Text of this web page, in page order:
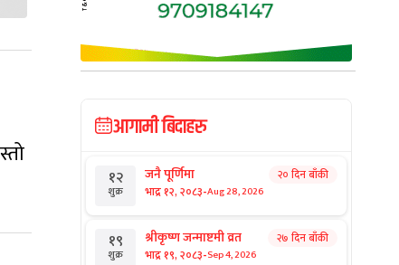
आगामी बिदाहरु
१२
शुक्र
जनै पूर्णिमा
भाद्र १२, २०८३-Aug 28, 2026
२० दिन बाँकी
१९
शुक्र
श्रीकृष्ण जन्माष्टमी व्रत
भाद्र १९, २०८३-Sep 4, 2026
२७ दिन बाँकी